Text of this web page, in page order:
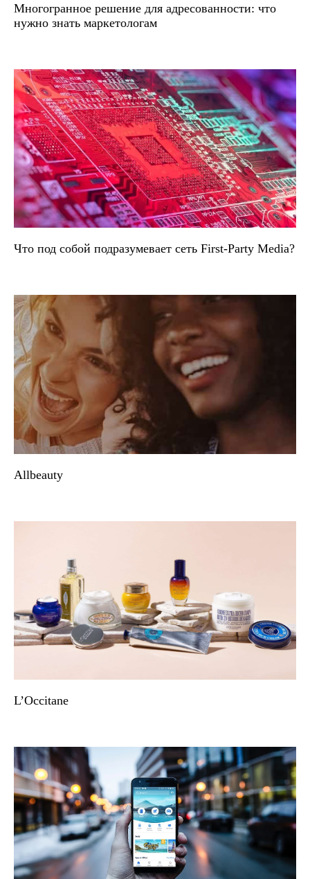
Многогранное решение для адресованности: что
нужно знать маркетологам
Что под собой подразумевает сеть First-Party Media?
Allbeauty
L’Occitane